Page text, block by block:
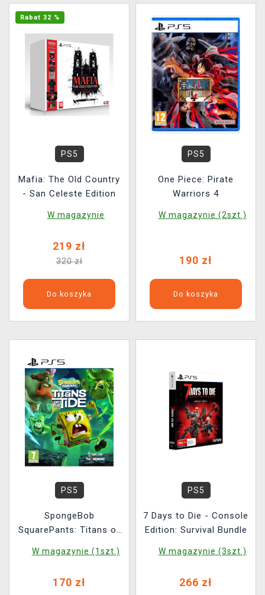
Rabat 32 %
PS5
Mafia: The Old Country
- San Celeste Edition
W magazynie
219 zł
320 zł
Do koszyka
PS5
One Piece: Pirate
Warriors 4
W magazynie (2szt.)
190 zł
Do koszyka
PS5
SpongeBob
SquarePants: Titans of
W magazynie (1szt.)
170 zł
PS5
7 Days to Die - Console
Edition: Survival Bundle
W magazynie (3szt.)
266 zł